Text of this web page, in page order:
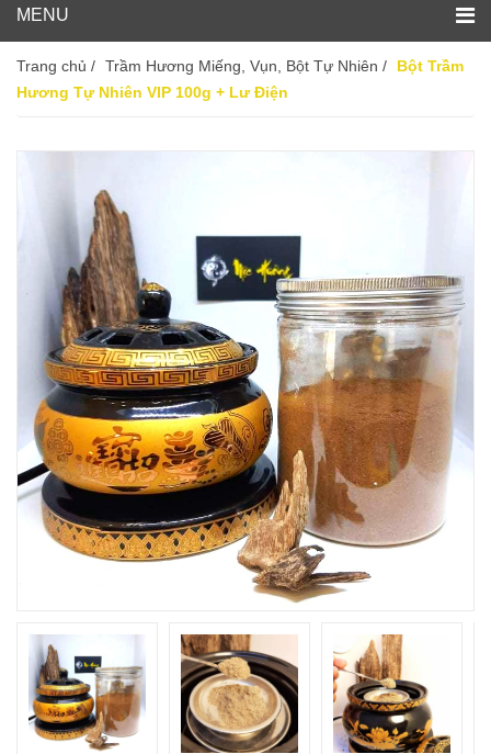
Trang chủ / Trầm Hương Miếng, Vụn, Bột Tự Nhiên /
Bột Trầm
Hương Tự Nhiên VIP 100g + Lư Điện